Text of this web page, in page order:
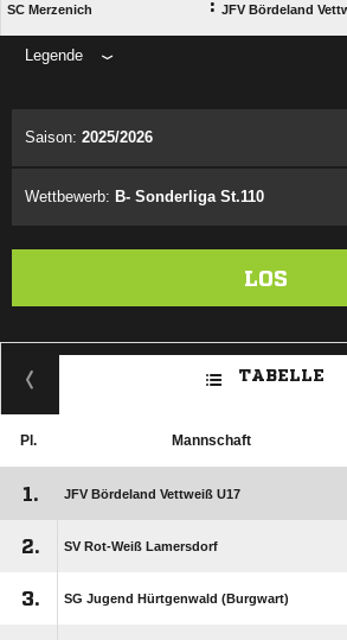
SC Merzenich : JFV Bördeland
Legende
Saison: 2025/2026
Wettbewerb: B- Sonderliga St.110
LOS
TABELLE
Pl. Mannschaft
1. JFV Bördeland Vettweiß U17
2. SV Rot-Weiß Lamersdorf
3. SG Jugend Hürtgenwald (Burgwart)